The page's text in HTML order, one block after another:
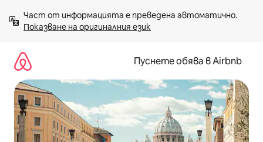
към
съдържанието
Показване на оригиналния език
Пуснете обява в Airbnb